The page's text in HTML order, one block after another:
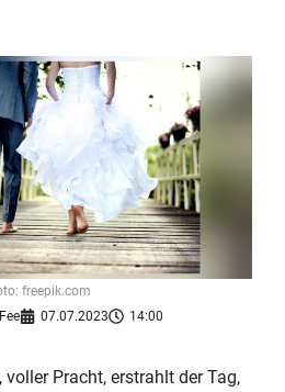
07.07.2023 14:00
freepik.com
voller Pracht, erstrahlt der Tag,